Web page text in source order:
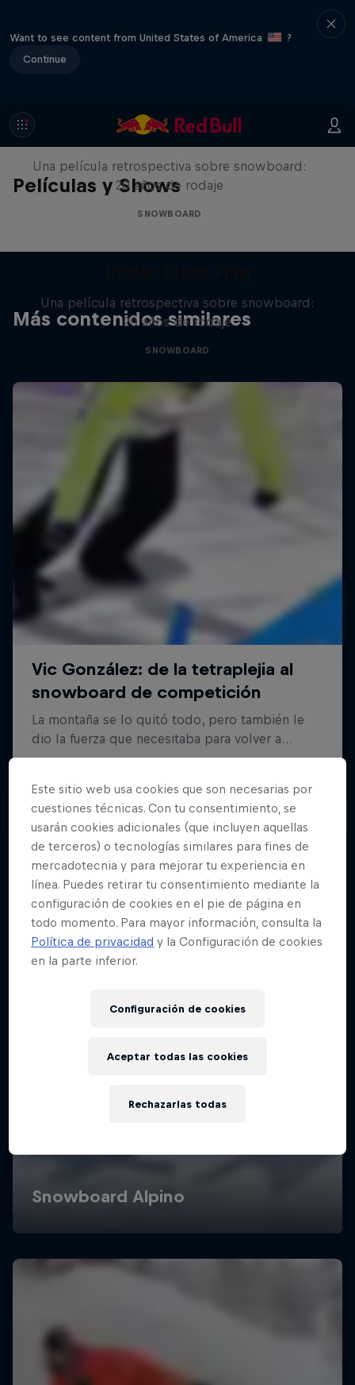
Want to see content from United States of America
?
Continue
Películas y Shows
Under Black Flag
Una película retrospectiva sobre snowboard:
20 años de rodaje
SNOWBOARD
Más contenidos similares
Una película retrospectiva sobre snowboard:
20 años de rodaje
SNOWBOARD
Este sitio web usa cookies que son necesarias por
cuestiones técnicas. Con tu consentimiento, se
usarán cookies adicionales (que incluyen aquellas
de terceros) o tecnologías similares para fines de
mercadotecnia y para mejorar tu experiencia en
línea. Puedes retirar tu consentimiento mediante la
configuración de cookies en el pie de página en
todo momento. Para mayor información, consulta la
Política de privacidad y la Configuración de cookies
en la parte inferior.
Configuración de cookies
Rechazarlas todas
Aceptar todas las cookies